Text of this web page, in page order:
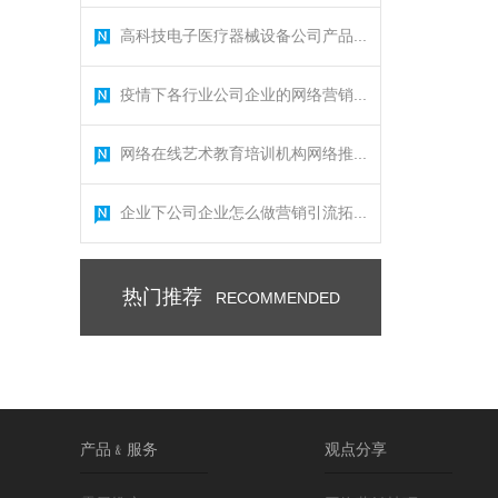
高科技电子医疗器械设备公司产品...
疫情下各行业公司企业的网络营销...
网络在线艺术教育培训机构网络推...
企业下公司企业怎么做营销引流拓...
热门推荐 RECOMMENDED
产品﹠服务 观点分享